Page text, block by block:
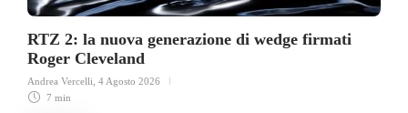
RTZ 2: la nuova generazione di wedge firmati
Roger Cleveland
Andrea Vercelli 4 Agosto 2026
7 min